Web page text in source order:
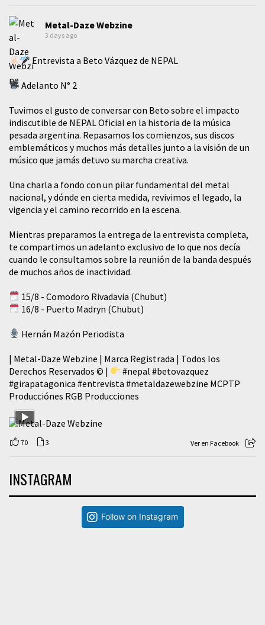
Metal-Daze Webzine
3 days ago
Entrevista a Beto Vázquez de NEPAL
Adelanto N° 2
Tuvimos el gusto de conversar con Beto sobre el impacto
indiscutible de NEPAL Oficial en la historia de la música
pesada argentina. Repasamos los comienzos, sus discos
emblemáticos y muchos más detalles junto a la visión de un
músico que jamás detuvo su marcha creativa.
​Una charla a fondo con un pilar fundamental del metal
nacional, y dónde en cierta medida, revivimos el legado, la
vigencia y el camino recorrido en la escena.
Mientras preparamos la entrega de la entrevista completa,
te compartimos un adelanto exclusivo de lo que nos decía
cuando le consultamos sobre la reunión de la banda después
de muchos años de inactividad.
15/8 - Comodoro Rivadavia (Chubut)
16/8 - Puerto Madryn (Chubut)
Hernán Mazón Periodista
| Metal-Daze Webzine | Marca Registrada | Todos los
Derechos Reservados © |
#nepal #betovazquez
#girapatagonica #entrevista #metaldazewebzine MCPTP
Producciónes RGB Producciones
70 3 Ver en Facebook
INSTAGRAM
Follow on Instagram